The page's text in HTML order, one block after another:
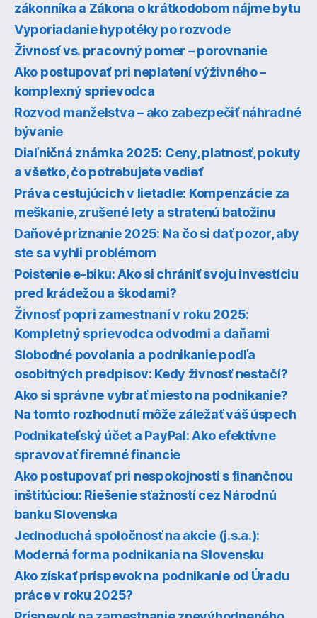
zákonníka a Zákona o krátkodobom nájme bytu
Vyporiadanie hypotéky po rozvode
Živnosť vs. pracovný pomer – porovnanie
Ako postupovať pri neplatení výživného –
komplexný sprievodca
Rozvod manželstva – ako zabezpečiť náhradné
bývanie
Diaľničná známka 2025: Ceny, platnosť, pokuty
a všetko, čo potrebujete vedieť
Práva cestujúcich v lietadle: Kompenzácie za
meškanie, zrušené lety a stratenú batožinu
Daňové priznanie 2025: Na čo si dať pozor, aby
ste sa vyhli problémom
Poistenie e-biku: Ako si chrániť svoju investíciu
pred krádežou a škodami?
Živnosť popri zamestnaní v roku 2025:
Kompletný sprievodca odvodmi a daňami
Slobodné povolania a podnikanie podľa
osobitných predpisov: Kedy živnosť nestačí?
Ako si správne vybrať miesto na podnikanie?
Na tomto rozhodnutí môže záležať váš úspech
Podnikateľský účet a PayPal: Ako efektívne
spravovať firemné financie
Ako postupovať pri nespokojnosti s finančnou
inštitúciou: Riešenie sťažností cez Národnú
banku Slovenska
Jednoduchá spoločnosť na akcie (j.s.a.):
Moderná forma podnikania na Slovensku
Ako získať príspevok na podnikanie od Úradu
práce v roku 2025?